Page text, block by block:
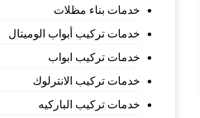
خدمات بناء مظلات
خدمات تركيب أبواب الوميتال
خدمات تركيب ابواب
خدمات تركيب الانترلوك
خدمات تركيب الباركيه